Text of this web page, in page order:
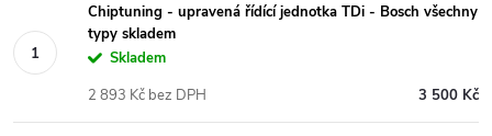
Chiptuning - upravená řídící jednotka TDi - Bosch všechny
typy skladem
Skladem
3 500 Kč
2 893 Kč bez DPH